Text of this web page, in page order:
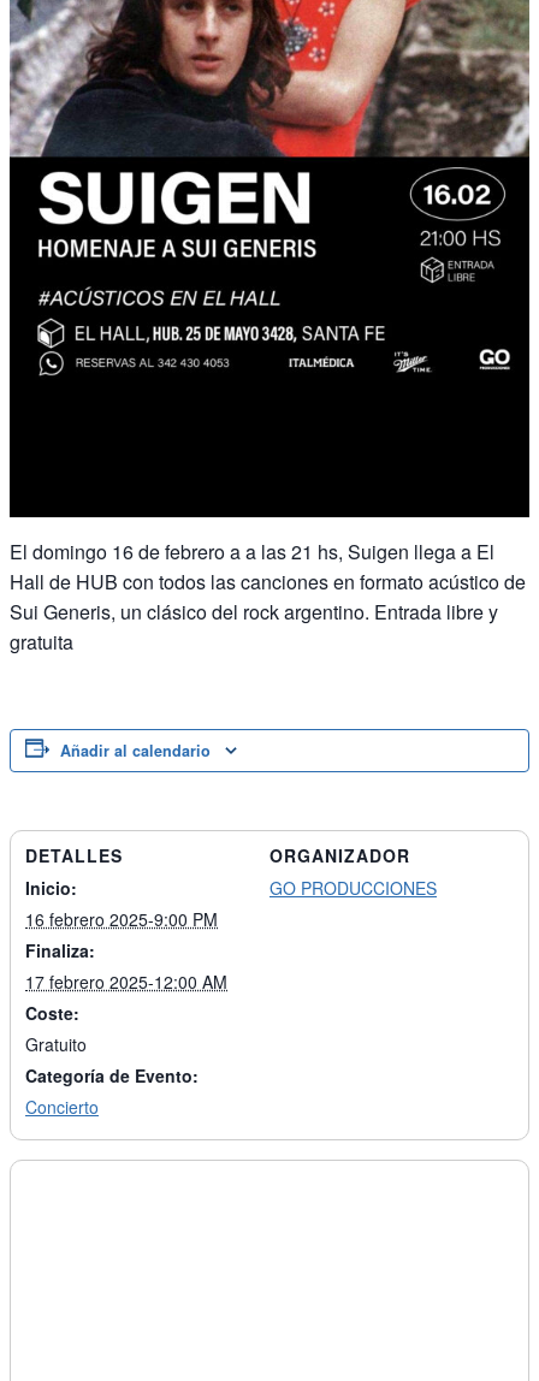
El domingo 16 de febrero a a las 21 hs, Suigen llega a El
Hall de HUB con todos las canciones en formato acústico de
Sui Generis, un clásico del rock argentino. Entrada libre y
gratuita
Añadir al calendario
DETALLES
Inicio:
16 febrero 2025-9:00 PM
Finaliza:
17 febrero 2025-12:00 AM
Coste:
Gratuito
Categoría de Evento:
Concierto
ORGANIZADOR
GO PRODUCCIONES